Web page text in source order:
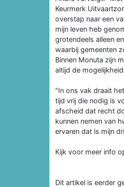
Keurmerk
overstap naar een
mijn leven heb
grotendeels alleen
waarbij gemeenten
Binnen Monuta zijn
altijd de
"In ons vak draait
tijd vrij die nodig is
afscheid dat recht
kunnen nemen van
ervaren dat is mijn
Kijk voor meer info
Dit artikel is eerder